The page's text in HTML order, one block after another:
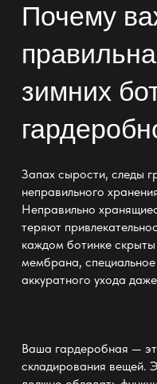
Почему
зимних
Запах сырости, следы
неправильного
Неправильно
теряют
каждом ботинке скрыты
мембрана,
аккуратного ухода
Ваша гардеробная —
складирования вещей.